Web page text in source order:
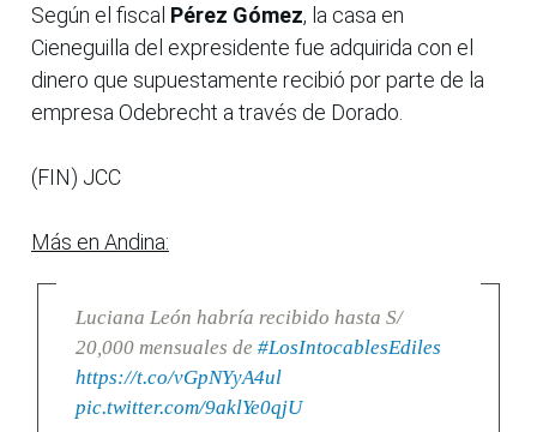
Según el fiscal Pérez Gómez, la casa en
Cieneguilla del expresidente fue adquirida con el
dinero que supuestamente recibió por parte de la
empresa Odebrecht a través de Dorado.
(FIN) JCC
Más en Andina:
Luciana León habría recibido hasta S/
20,000 mensuales de #LosIntocablesEdiles
https://t.co/vGpNYyA4ul
pic.twitter.com/9aklYe0qjU